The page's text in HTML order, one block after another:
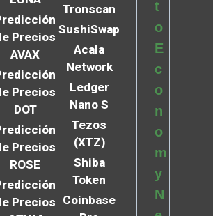
Precios
AVAX
Precios
DOT
Precios
ROSE
Precios
Tronscan
SushiSwap
Acala
Network
Ledger
Nano S
Tezos
(XTZ)
Shiba
Token
Coinbase
t
o
E
c
o
n
o
m
y
N